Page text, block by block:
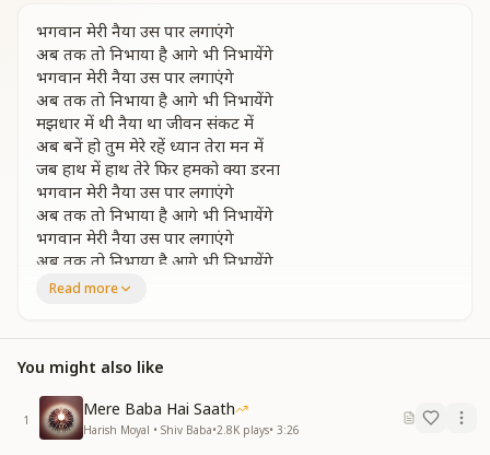
भगवान मेरी नैया उस पार लगाएंगे
अब तक तो निभाया है आगे भी निभायेंगे
भगवान मेरी नैया उस पार लगाएंगे
अब तक तो निभाया है आगे भी निभायेंगे
मझधार में थी नैया था जीवन संकट में
अब बनें हो तुम मेरे रहें ध्यान तेरा मन में
जब हाथ में हाथ तेरे फिर हमको क्या डरना
भगवान मेरी नैया उस पार लगाएंगे
अब तक तो निभाया है आगे भी निभायेंगे
भगवान मेरी नैया उस पार लगाएंगे
अब तक तो निभाया है आगे भी निभायेंगे
भला रोके क्यूं माया मिलने को मुझे तुमसे
तुम साथ खड़े मेरे तूफान से क्या डरना
भगवान मेरी नैया उस पार लगाएंगे
अब तक तो निभाया है आगे भी निभायेंगे
भगवान मेरी नैया उस पार लगाएंगे
अब तक तो निभाया है आगे भी निभायेंगे
Read more
You might also like
1
Mere Baba Hai Saath
Harish Moyal • Shiv Baba•2.8K plays• 3:26